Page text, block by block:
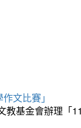
文比賽」
基金會辦理「